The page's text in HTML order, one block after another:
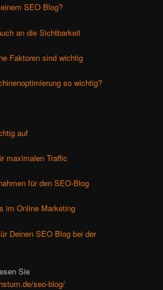
SEO Blog?
an die Sichtbarkeit
Faktoren sind wichtig
so wichtig?
auf
maximalen Traffic
für den SEO-Blog
im Online Marketing
Deinen SEO Blog bei der
Sie
seo-blog/